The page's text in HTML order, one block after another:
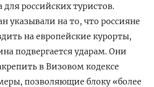
для российских туристов.
указывали на то, что россияне
на европейские курорты,
подвергается ударам. Они
в Визовом кодексе
позволяющие блоку «более